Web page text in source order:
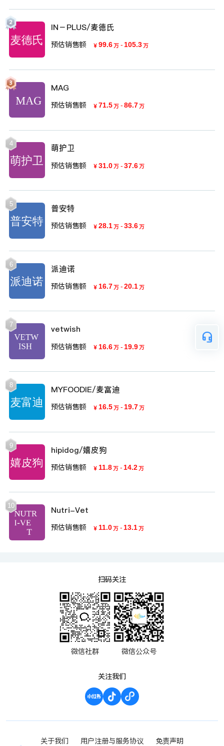
IN－PLUS/麦德氏
预估销售额 ￥ 99.6万 - 105.3万
MAG
预估销售额 ￥ 71.5万 - 86.7万
4 萌护卫
预估销售额 ￥ 31.0万 - 37.6万
5 普安特
预估销售额 ￥ 28.1万 - 33.6万
6 派迪诺
预估销售额 ￥ 16.7万 - 20.1万
7 vetwish
预估销售额 ￥ 16.6万 - 19.9万
8 MYFOODIE/麦富迪
预估销售额 ￥ 16.5万 - 19.7万
9 hipidog/嬉皮狗
预估销售额 ￥ 11.8万 - 14.2万
10 Nutri-Vet
预估销售额 ￥ 11.0万 - 13.1万
扫码关注
微信社群 微信公众号
关注我们
关于我们 用户注册与服务协议 免责声明